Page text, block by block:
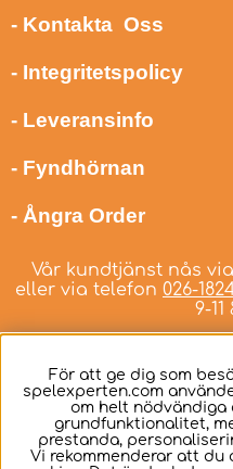
- Kontakta Oss
- Integritetspolicy
- Leveransinfo
- Fyndhörnan
- Ångra Order
Vår kundtjänst nås via
eller via telefon 026-
9-11
Svenska
För att ge dig som
spelexperten.com
om helt nödvändiga
grundfunktionalitet,
prestanda,
Vi rekommenderar att